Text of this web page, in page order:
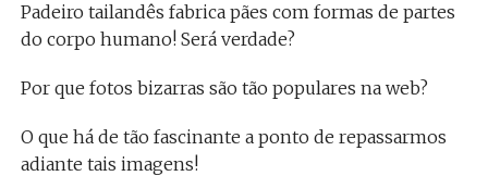
Padeiro tailandês fabrica pães com formas de partes
do corpo humano! Será verdade?
Por que fotos bizarras são tão populares na web?
O que há de tão fascinante a ponto de repassarmos
adiante tais imagens!